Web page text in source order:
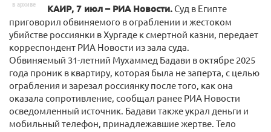
в архиве
КАИР, 7 июл – РИА Новости. Суд в Египте
приговорил обвиняемого в ограблении и жестоком
убийстве россиянки в Хургаде к смертной казни, передает
корреспондент РИА Новости из зала суда.
Обвиняемый 31-летний Мухаммед Бадави в октябре 2025
года проник в квартиру, которая была не заперта, с целью
ограбления и зарезал россиянку после того, как она
оказала сопротивление, сообщал ранее РИА Новости
осведомленный источник. Бадави также украл деньги и
мобильный телефон, принадлежавшие жертве. Тело